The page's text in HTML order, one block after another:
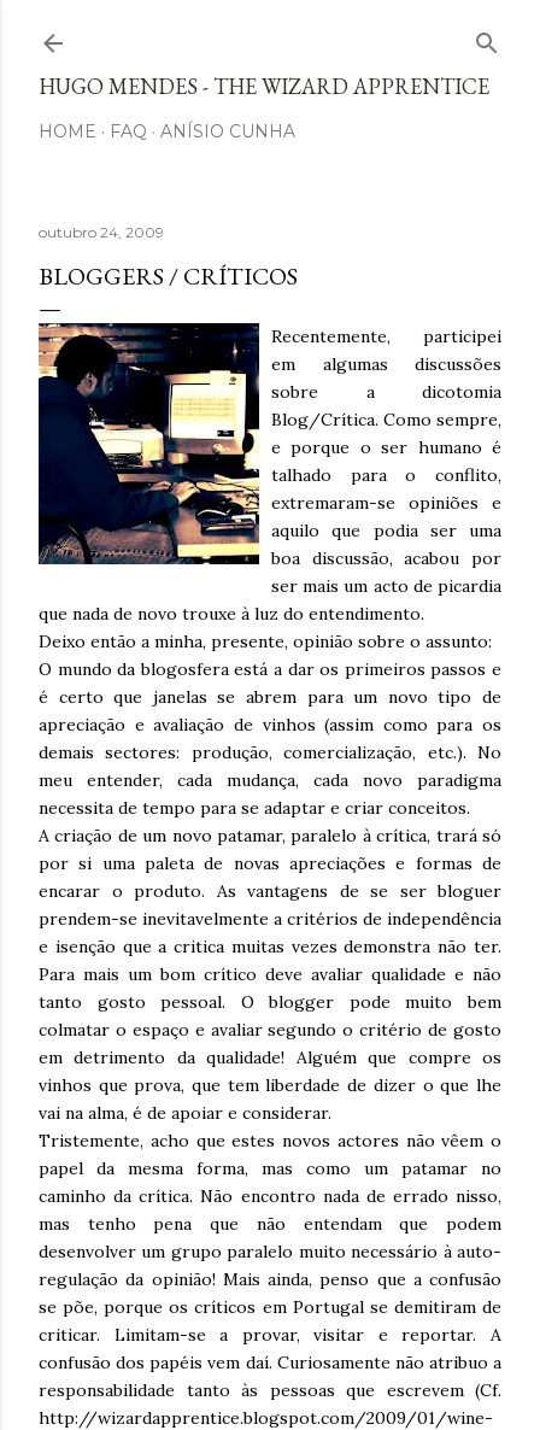
HUGO MENDES - THE WIZARD APPRENTICE
HOME FAQ ANÍSIO CUNHA
outubro 24, 2009
BLOGGERS / CRÍTICOS
Recentemente, participei
em algumas discussões
sobre a dicotomia
Blog/Crítica. Como sempre,
e porque o ser humano é
talhado para o conflito,
extremaram-se opiniões e
aquilo que podia ser uma
boa discussão, acabou por
ser mais um acto de picardia
que nada de novo trouxe à luz do entendimento.
Deixo então a minha, presente, opinião sobre o assunto:
O mundo da blogosfera está a dar os primeiros passos e
é certo que janelas se abrem para um novo tipo de
apreciação e avaliação de vinhos (assim como para os
demais sectores: produção, comercialização, etc.). No
meu entender, cada mudança, cada novo paradigma
necessita de tempo para se adaptar e criar conceitos.
A criação de um novo patamar, paralelo à crítica, trará só
por si uma paleta de novas apreciações e formas de
encarar o produto. As vantagens de se ser bloguer
prendem-se inevitavelmente a critérios de independência
e isenção que a critica muitas vezes demonstra não ter.
Para mais um bom crítico deve avaliar qualidade e não
tanto gosto pessoal. O blogger pode muito bem
colmatar o espaço e avaliar segundo o critério de gosto
em detrimento da qualidade! Alguém que compre os
vinhos que prova, que tem liberdade de dizer o que lhe
vai na alma, é de apoiar e considerar.
Tristemente, acho que estes novos actores não vêem o
papel da mesma forma, mas como um patamar no
caminho da crítica. Não encontro nada de errado nisso,
mas tenho pena que não entendam que podem
desenvolver um grupo paralelo muito necessário à auto-
regulação da opinião! Mais ainda, penso que a confusão
se põe, porque os críticos em Portugal se demitiram de
criticar. Limitam-se a provar, visitar e reportar. A
confusão dos papéis vem daí. Curiosamente não atribuo a
responsabilidade tanto às pessoas que escrevem (Cf.
http://wizardapprentice.blogspot.com/2009/01/wine-